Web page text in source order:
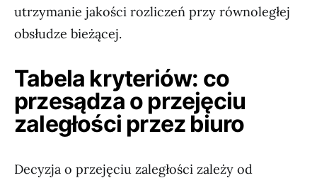
utrzymanie jakości rozliczeń przy równoległej
obsłudze bieżącej.
Tabela kryteriów: co
przesądza o przejęciu
zaległości przez biuro
Decyzja o przejęciu zaległości zależy od